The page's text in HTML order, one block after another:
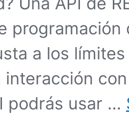
programación
a los
interacción
podrás usar …